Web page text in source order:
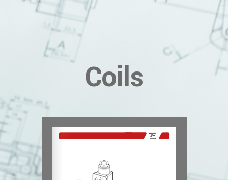
Coils